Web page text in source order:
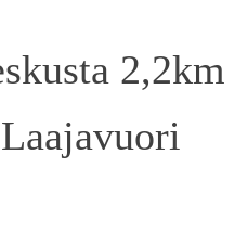
2,2km